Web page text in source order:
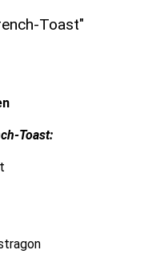
Toast"
Toast: